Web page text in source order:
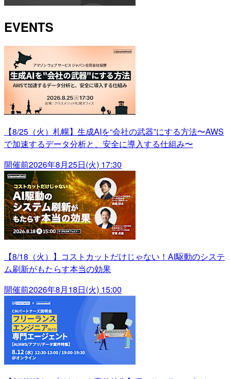
EVENTS
【8/25（火）札幌】生成AIを“会社の武器”にする方法〜AWS
で加速するデータ分析と、安全に導入する仕組み〜
開催前2026年8月25日(火) 17:30
【8/18（火）】コストカットだけじゃない！AI駆動のシステ
ム刷新がもたらす本当の効果
開催前2026年8月18日(火) 15:00